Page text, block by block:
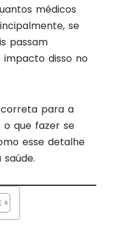
médicos
se
passam
impacto disso no
para a
o que fazer se
esse detalhe